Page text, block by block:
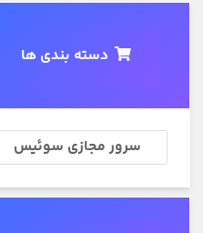
دسته بندی ها